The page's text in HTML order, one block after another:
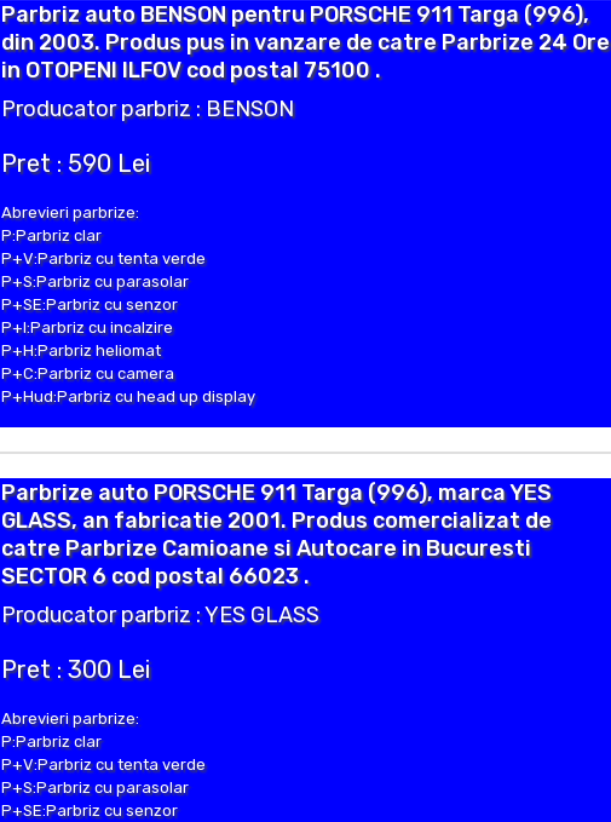
Parbriz auto BENSON pentru PORSCHE 911 Targa (996),
din 2003. Produs pus in vanzare de catre Parbrize 24 Ore
in OTOPENI ILFOV cod postal 75100 .
Producator parbriz : BENSON
Pret : 590 Lei
Abrevieri parbrize:
P:Parbriz clar
P+V:Parbriz cu tenta verde
P+S:Parbriz cu parasolar
P+SE:Parbriz cu senzor
P+I:Parbriz cu incalzire
P+H:Parbriz heliomat
P+C:Parbriz cu camera
P+Hud:Parbriz cu head up display
Parbrize auto PORSCHE 911 Targa (996), marca YES
GLASS, an fabricatie 2001. Produs comercializat de
catre Parbrize Camioane si Autocare in Bucuresti
SECTOR 6 cod postal 66023 .
Producator parbriz : YES GLASS
Pret : 300 Lei
Abrevieri parbrize:
P:Parbriz clar
P+V:Parbriz cu tenta verde
P+S:Parbriz cu parasolar
P+SE:Parbriz cu senzor